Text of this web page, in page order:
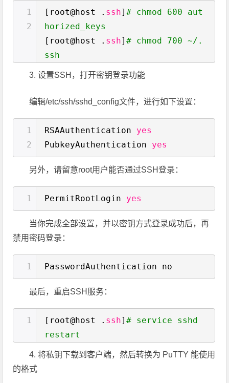
1
2
[root@host . ssh]# chmod 600 aut
horized_keys
[root@host . ssh]# chmod 700 ~/.
ssh
3. 设置SSH，打开密钥登录功能
编辑/etc/ssh/sshd_config文件，进行如下设置：
1
2
RSAAuthentication yes
PubkeyAuthentication yes
另外，请留意root用户能否通过SSH登录：
1 PermitRootLogin yes
当你完成全部设置，并以密钥方式登录成功后，再
禁用密码登录：
1 PasswordAuthentication no
最后，重启SSH服务：
1 [root@host . ssh]# service sshd
restart
4. 将私钥下载到客户端，然后转换为 PuTTY 能使用
的格式